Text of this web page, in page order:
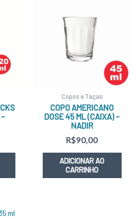
Copos e Taças
COPO AMERICANO
DOSE 45 ML (CAIXA) –
NADIR
R$90,00
ADICIONAR AO
CARRINHO